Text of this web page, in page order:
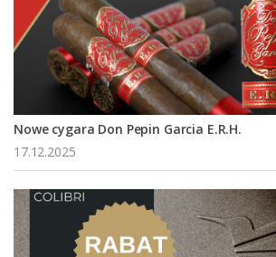
Nowe cygara Don Pepin Garcia E.R.H.
17.12.2025